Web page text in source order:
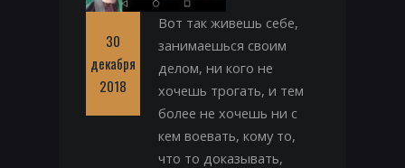
30
декабря
2018
Вот так живешь себе,
занимаешься своим
делом, ни кого не
хочешь трогать, и тем
более не хочешь ни с
кем воевать, кому то,
что то доказывать,